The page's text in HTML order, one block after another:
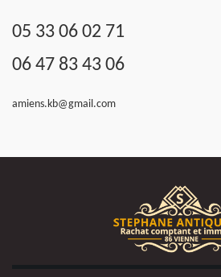
05 33 06 02 71
06 47 83 43 06
amiens.kb@gmail.com